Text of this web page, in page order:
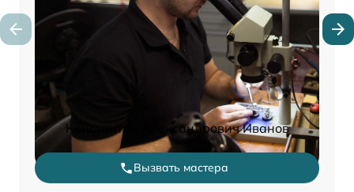
Константин Александрович Иванов
Вызвать мастера